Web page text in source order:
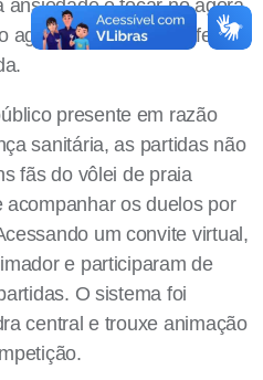
ansiedade e focar no agora,
agora, como a gente fez no
presente em razão
sanitária, as partidas não
fãs do vôlei de praia
os duelos por
um convite virtual,
e participaram de
O sistema foi
central e trouxe animação